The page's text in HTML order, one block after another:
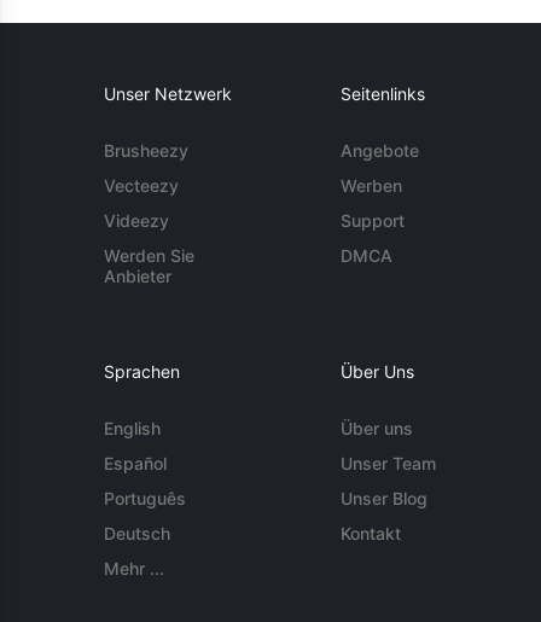
Unser Netzwerk
Brusheezy
Vecteezy
Videezy
Werden Sie
Anbieter
Seitenlinks
Angebote
Werben
Support
DMCA
Sprachen
English
Español
Português
Deutsch
Mehr ...
Über Uns
Über uns
Unser Team
Unser Blog
Kontakt